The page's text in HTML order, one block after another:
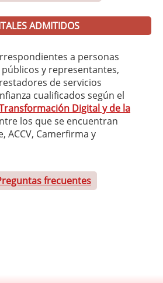
ADMITIDOS
a personas
y representantes,
de servicios
cualificados según el
Digital y de la
los que se encuentran
ACCV, Camerfirma y
frecuentes